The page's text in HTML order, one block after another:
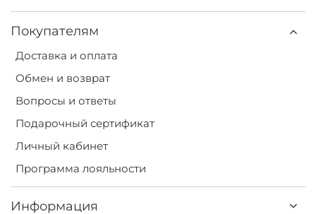
Покупателям
Доставка и оплата
Обмен и возврат
Вопросы и ответы
Подарочный сертификат
Личный кабинет
Программа лояльности
Информация